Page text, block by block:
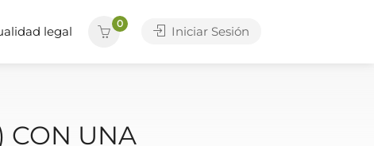
legal
0
Iniciar Sesión
CON UNA